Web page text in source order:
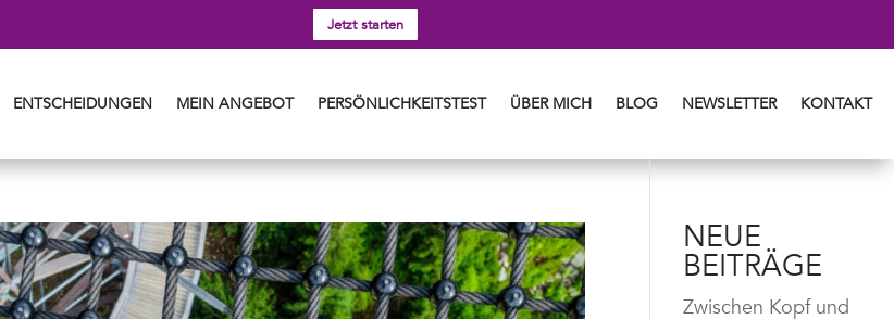
Jetzt starten
ENTSCHEIDUNGEN MEIN ANGEBOT PERSÖNLICHKEITSTEST ÜBER MICH BLOG NEWSLETTER KONTAKT
NEUE
BEITRÄGE
Zwischen Kopf und